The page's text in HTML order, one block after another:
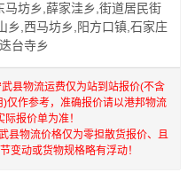
马坊乡,薛家洼乡,街道居民街
乡,西马坊乡,阳方口镇,石家庄
台寺乡
县物流运费仅为站到站报价(不含
仅作参考，准确报价请以港邦物流
报价单为准！
县物流价格仅为零担散货报价、且
变动或货物规格略有浮动！